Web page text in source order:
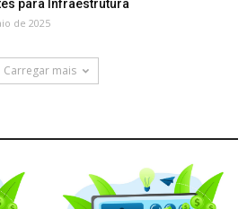
para Infraestrutura
de 2025
Carregar mais